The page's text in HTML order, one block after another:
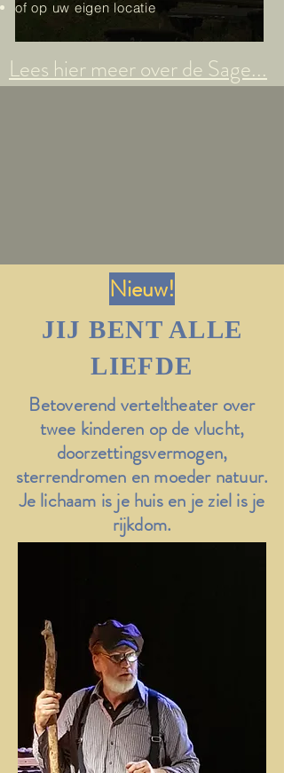
of op uw eigen locatie
Lees hier meer over de Sage...
Nieuw!
JIJ BENT ALLE
LIEFDE
Betoverend verteltheater over
twee kinderen op de vlucht,
doorzettingsvermogen,
sterrendromen en moeder natuur.
Je lichaam is je huis en je ziel is je
rijkdom.